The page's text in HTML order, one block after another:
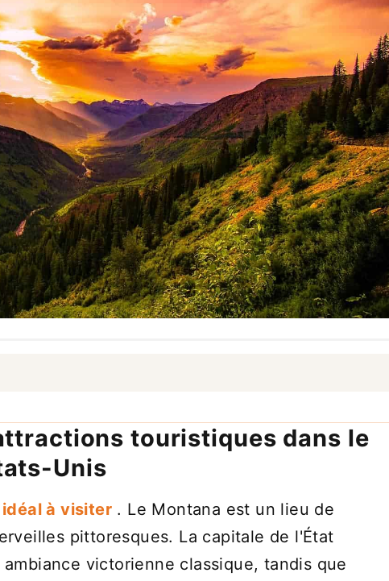
touristiques dans le
Unis
à visiter . Le Montana est un lieu de
pittoresques. La capitale de l'État
victorienne classique, tandis que